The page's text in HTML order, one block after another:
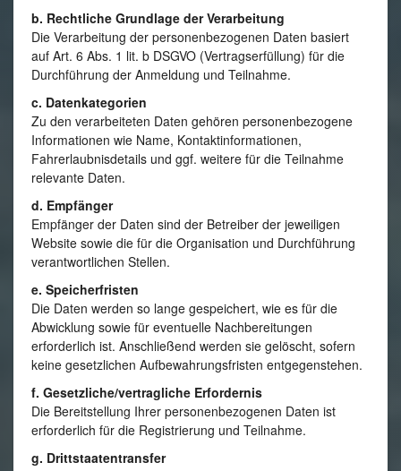
b. Rechtliche Grundlage der Verarbeitung
Die Verarbeitung der personenbezogenen Daten basiert
auf Art. 6 Abs. 1 lit. b DSGVO (Vertragserfüllung) für die
Durchführung der Anmeldung und Teilnahme.
c. Datenkategorien
Zu den verarbeiteten Daten gehören personenbezogene
Informationen wie Name, Kontaktinformationen,
Fahrerlaubnisdetails und ggf. weitere für die Teilnahme
relevante Daten.
d. Empfänger
Empfänger der Daten sind der Betreiber der jeweiligen
Website sowie die für die Organisation und Durchführung
verantwortlichen Stellen.
e. Speicherfristen
Die Daten werden so lange gespeichert, wie es für die
Abwicklung sowie für eventuelle Nachbereitungen
erforderlich ist. Anschließend werden sie gelöscht, sofern
keine gesetzlichen Aufbewahrungsfristen entgegenstehen.
f. Gesetzliche/vertragliche Erfordernis
Die Bereitstellung Ihrer personenbezogenen Daten ist
erforderlich für die Registrierung und Teilnahme.
g. Drittstaatentransfer